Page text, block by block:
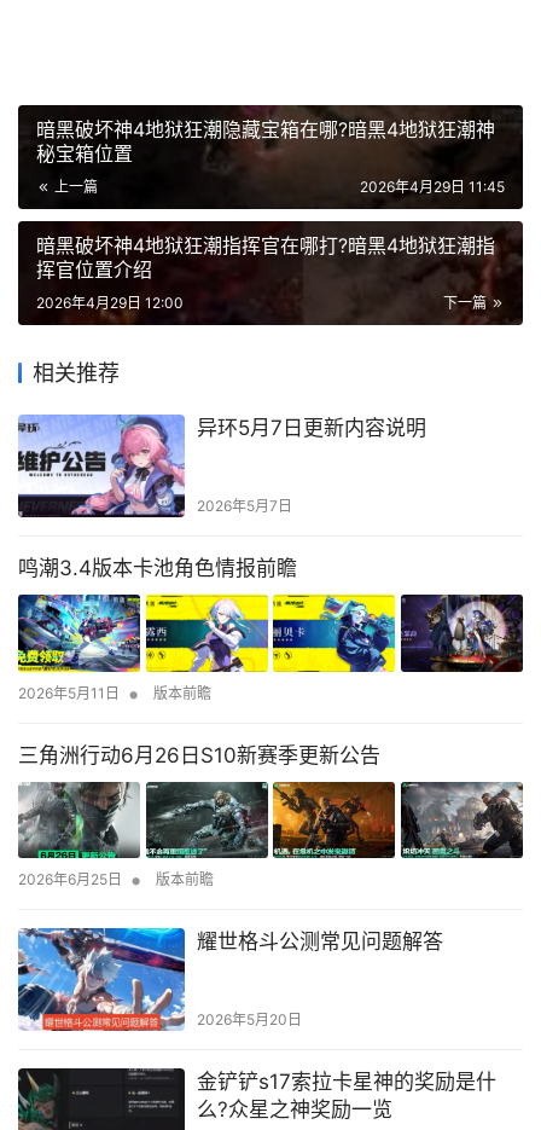
暗黑破坏神4地狱狂潮隐藏宝箱在哪?暗黑4地狱狂潮神
秘宝箱位置
上一篇 2026年4月29日 11:45
暗黑破坏神4地狱狂潮指挥官在哪打?暗黑4地狱狂潮指
挥官位置介绍
下一篇
2026年4月29日 12:00
相关推荐
异环5月7日更新内容说明
2026年5月7日
鸣潮3.4版本卡池角色情报前瞻
2026年5月11日 • 版本前瞻
三角洲行动6月26日S10新赛季更新公告
2026年6月25日 • 版本前瞻
耀世格斗公测常见问题解答
2026年5月20日
金铲铲s17索拉卡星神的奖励是什
么?众星之神奖励一览